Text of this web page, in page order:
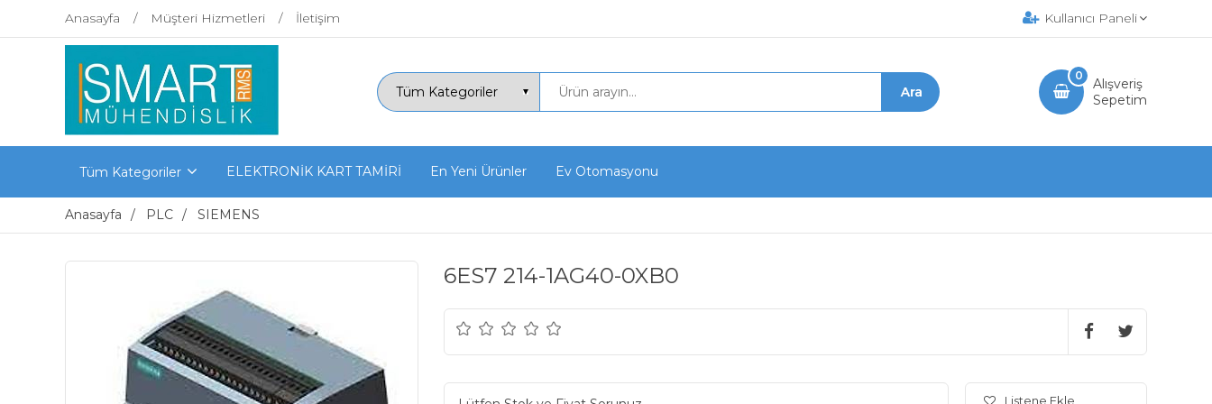
Anasayfa Müşteri Hizmetleri İletişim Kullanıcı Paneli
Alışveriş
Sepetim
0
Tüm Kategoriler ELEKTRONİK KART TAMİRİ En Yeni Ürünler Ev Otomasyonu
Anasayfa PLC SIEMENS
6ES7 214-1AG40-0XB0
Listene Ekle